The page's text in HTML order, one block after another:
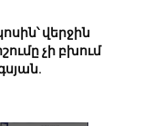
վերջին
չի բխում